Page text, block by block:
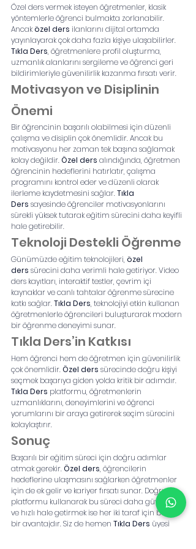
Özel ders vermek isteyen öğretmenler, klasik
yöntemlerle öğrenci bulmakta zorlanabilir.
Ancak özel ders ilanlarını dijital ortamda
yayınlayarak çok daha fazla kişiye ulaşabilirler.
Tıkla Ders, öğretmenlere profil oluşturma,
uzmanlık alanlarını sergileme ve öğrenci geri
bildirimleriyle güvenilirlik kazanma fırsatı verir.
Motivasyon ve Disiplinin
Önemi
Bir öğrencinin başarılı olabilmesi için düzenli
çalışma ve disiplin çok önemlidir. Ancak bu
motivasyonu her zaman tek başına sağlamak
kolay değildir. Özel ders alındığında, öğretmen
öğrencinin hedeflerini hatırlatır, çalışma
programını kontrol eder ve düzenli olarak
ilerleme kaydetmesini sağlar. Tıkla
Ders sayesinde öğrenciler motivasyonlarını
sürekli yüksek tutarak eğitim sürecini daha keyifli
hale getirebilir.
Teknoloji Destekli Öğrenme
Günümüzde eğitim teknolojileri, özel
ders sürecini daha verimli hale getiriyor. Video
ders kayıtları, interaktif testler, çevrim içi
kaynaklar ve canlı tahtalar öğrenme sürecine
katkı sağlar. Tıkla Ders, teknolojiyi etkin kullanan
öğretmenlerle öğrencileri buluşturarak modern
bir öğrenme deneyimi sunar.
Tıkla Ders’in Katkısı
Hem öğrenci hem de öğretmen için güvenilirlik
çok önemlidir. Özel ders sürecinde doğru kişiyi
seçmek başarıya giden yolda kritik bir adımdır.
Tıkla Ders platformu, öğretmenlerin
uzmanlıklarını, deneyimlerini ve öğrenci
yorumlarını bir araya getirerek seçim sürecini
kolaylaştırır.
Sonuç
Başarılı bir eğitim süreci için doğru adımlar
atmak gerekir. Özel ders, öğrencilerin
hedeflerine ulaşmasını sağlarken öğretmenler
için de ek gelir ve kariyer fırsatı sunar. Doğru
platformu kullanarak bu süreci daha güvenilir
ve hızlı hale getirmek ise her iki taraf için büyük
bir avantajdır. Siz de hemen Tıkla Ders üyesi